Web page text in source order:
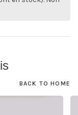
BACK TO HOME